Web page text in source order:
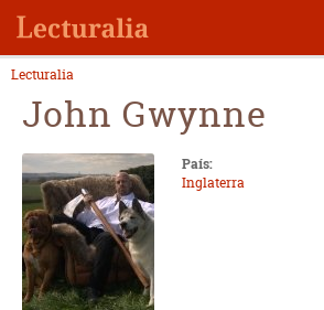
Lecturalia
John Gwynne
País:
Inglaterra